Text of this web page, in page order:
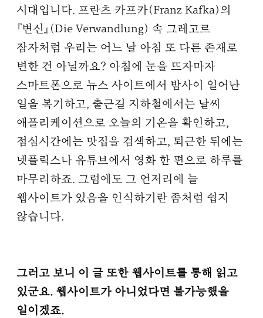
시대입니다. 프란츠 카프카(Franz Kafka)의
『변신』(Die Verwandlung) 속 그레고르
잠자처럼 우리는 어느 날 아침 또 다른 존재로
변한 건 아닐까요? 아침에 눈을 뜨자마자
스마트폰으로 뉴스 사이트에서 밤사이 일어난
일을 복기하고, 출근길 지하철에서는 날씨
애플리케이션으로 오늘의 기온을 확인하고,
점심시간에는 맛집을 검색하고, 퇴근한 뒤에는
넷플릭스나 유튜브에서 영화 한 편으로 하루를
마무리하죠. 그럼에도 그 언저리에 늘
웹사이트가 있음을 인식하기란 좀처럼 쉽지
않습니다.
그러고 보니 이 글 또한 웹사이트를 통해 읽고
있군요. 웹사이트가 아니었다면 불가능했을
일이겠죠.